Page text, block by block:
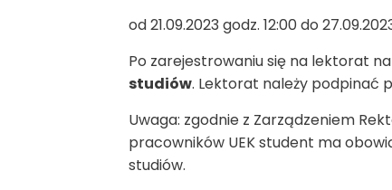
od 21.09.2023 godz. 12:00 do
Po zarejestrowaniu się na lektorat
studiów. Lektorat należy podpinać
Uwaga: zgodnie z Zarządzeniem
pracowników UEK student ma
studiów.